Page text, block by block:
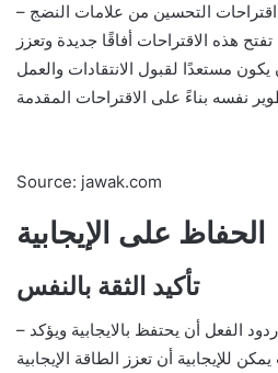
– يعتبر الاستماع إلى اقتراحات التحسين من علامات النضج
هذه الاقتراحات أفاقًا جديدة وتعزز
مستعدًا لقبول الانتقادات والعمل
Source: jawak.com
الحفاظ على الإيجابية
تأكيد الثقة بالنفس
– ينبغي للشخص المتعامل مع ردود الفعل أن يحتفظ بالايجابية ويؤكد
للإيجابية أن تعزز الطاقة الإيجابية